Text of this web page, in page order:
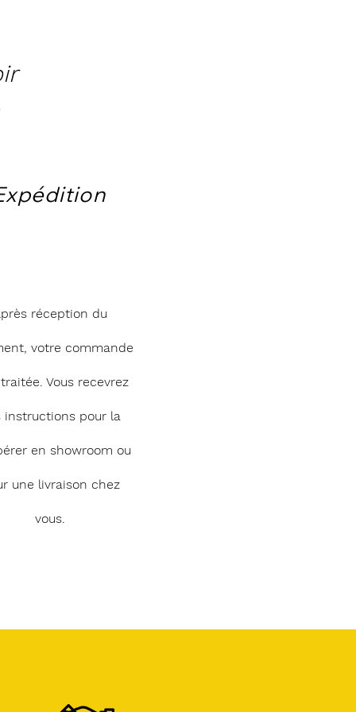
réception du
votre commande
Vous recevrez
instructions pour la
en showroom ou
une livraison chez
vous.